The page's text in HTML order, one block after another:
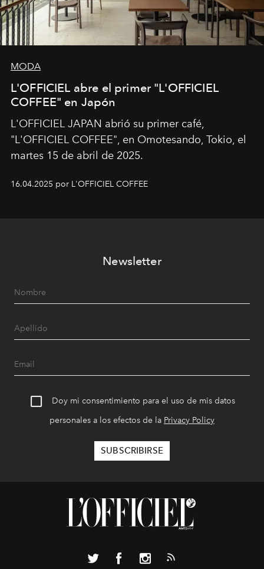
MODA
L'OFFICIEL abre el primer "L'OFFICIEL
COFFEE" en Japón
L'OFFICIEL JAPAN abrió su primer café,
"L'OFFICIEL COFFEE", en Omotesando, Tokio, el
martes 15 de abril de 2025.
16.04.2025 por L'OFFICIEL COFFEE
Newsletter
Doy mi consentimiento para el uso de mis datos
personales a los efectos de la Privacy Policy